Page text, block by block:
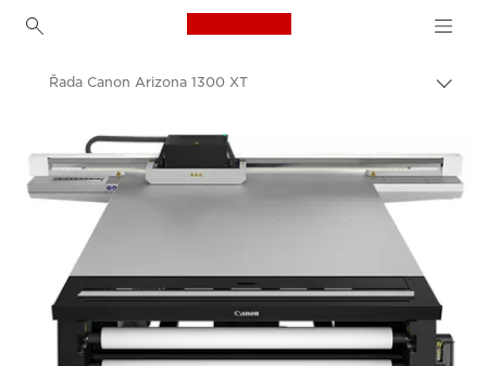
Canon Logo, back to
Řešení a služby
Výrobky pro firmy
Řada Canon Arizona 1300 XT